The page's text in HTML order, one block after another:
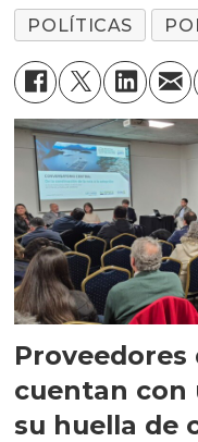
POLÍTICAS
Proveedores
cuentan con
su huella de